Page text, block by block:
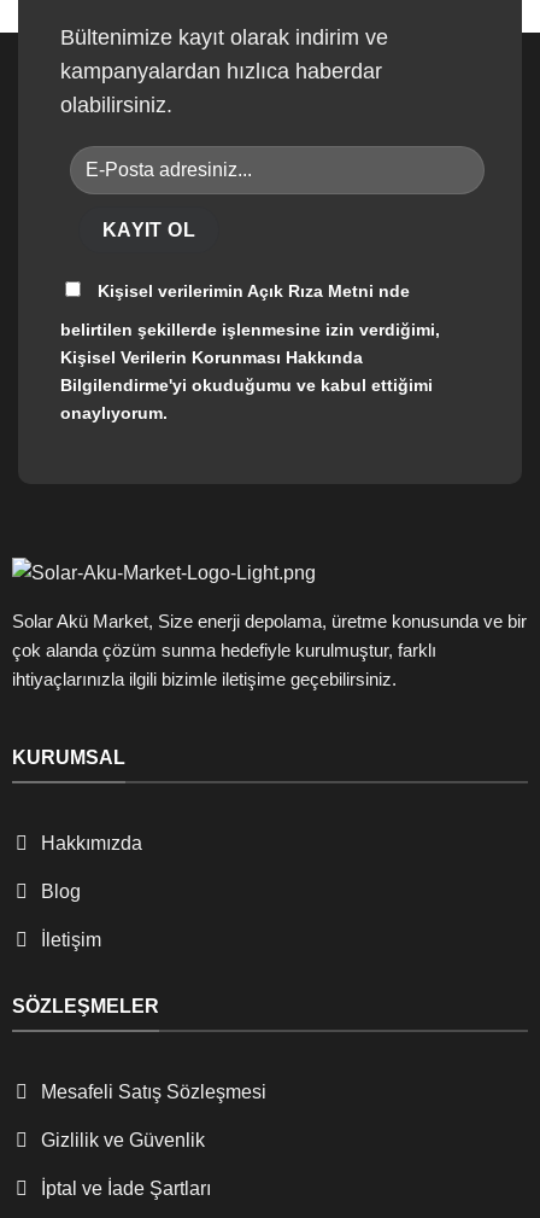
Bültenimize kayıt olarak indirim ve
kampanyalardan hızlıca haberdar
olabilirsiniz.
Kişisel verilerimin Açık Rıza Metni nde
belirtilen şekillerde işlenmesine izin verdiğimi,
Kişisel Verilerin Korunması Hakkında
Bilgilendirme'yi okuduğumu ve kabul ettiğimi
onaylıyorum.
Solar Akü Market, Size enerji depolama, üretme konusunda ve bir
çok alanda çözüm sunma hedefiyle kurulmuştur, farklı
ihtiyaçlarınızla ilgili bizimle iletişime geçebilirsiniz.
KURUMSAL
Hakkımızda
Blog
İletişim
SÖZLEŞMELER
Mesafeli Satış Sözleşmesi
Gizlilik ve Güvenlik
İptal ve İade Şartları